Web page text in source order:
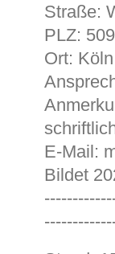
Straße:
PLZ:
Ort: Köln
E-Mail:
Bildet